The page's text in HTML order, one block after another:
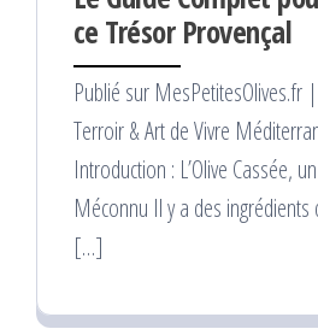
ce Trésor Provençal
Publié sur MesPetitesOlives.fr
Terroir & Art de Vivre
Introduction : L’Olive Cassée,
Méconnu Il y a des ingrédients
[…]